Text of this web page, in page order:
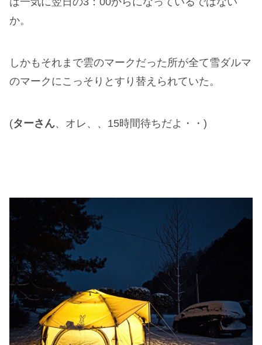
か。
しかもそれまで雲のマークだった所が全て雪ダルマ
のマークにこっそりとすり替えられていた。
(ターさん、オレ、、15時間待ちだよ・・)